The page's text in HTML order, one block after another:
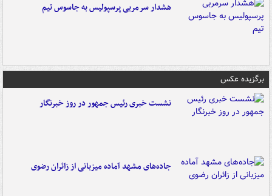
هشدار سرمربی پرسپولیس به جاسوس تیم
برگزیده عکس
نشست خبری رئیس جمهور در روز خبرنگار
جاده‌های مشهد آماده میزبانی از زائران رضوی